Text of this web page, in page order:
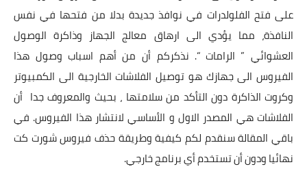
على فتح الفلولدرات في نوافذ جديدة بدلا من فتحها في نفس
النافذة، مما يؤدي الى ارهاق معالج الجهاز وذاكرة الوصول
العشوائي ” الرامات “. نذكركم أن من أهم اسباب وصول هذا
الفيروس الى جهازك هو توصيل الفلاشات الخارجية الى الكمبيوتر
وكروت الذاكرة دون التأكد من سلامتها ، بحيث والمعروف جدا أن
الفلاشات هي المصدر الاول و الأساسي لانتشار هذا الفيروس. في
باقي المقالة سنقدم لكم كيفية وطريقة حذف فيروس شورت كت
نهائيا ودون أن تستخدم أي برنامج خارجي.